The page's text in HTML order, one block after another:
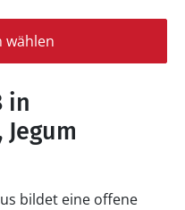
wählen
in
bildet eine offene